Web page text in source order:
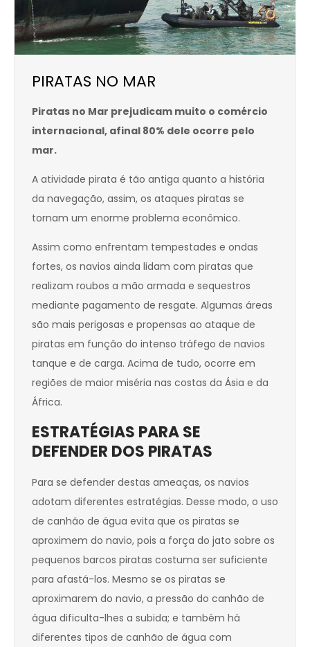
PIRATAS NO MAR
Piratas no Mar prejudicam muito o comércio
internacional, afinal 80% dele ocorre pelo
mar.
A atividade pirata é tão antiga quanto a história
da navegação, assim, os ataques piratas se
tornam um enorme problema econômico.
Assim como enfrentam tempestades e ondas
fortes, os navios ainda lidam com piratas que
realizam roubos a mão armada e sequestros
mediante pagamento de resgate. Algumas áreas
são mais perigosas e propensas ao ataque de
piratas em função do intenso tráfego de navios
tanque e de carga. Acima de tudo, ocorre em
regiões de maior miséria nas costas da Ásia e da
África.
ESTRATÉGIAS PARA SE
DEFENDER DOS PIRATAS
Para se defender destas ameaças, os navios
adotam diferentes estratégias. Desse modo, o uso
de canhão de água evita que os piratas se
aproximem do navio, pois a força do jato sobre os
pequenos barcos piratas costuma ser suficiente
para afastá-los. Mesmo se os piratas se
aproximarem do navio, a pressão do canhão de
água dificulta-lhes a subida; e também há
diferentes tipos de canhão de água com